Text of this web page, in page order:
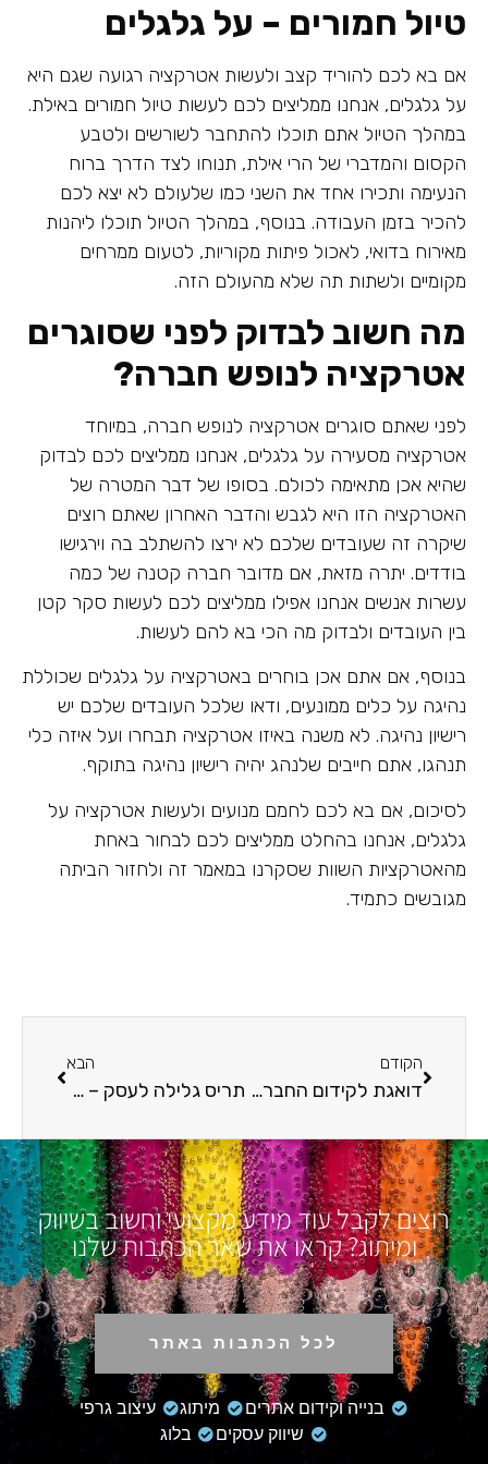
טיול חמורים – על גלגלים
אם בא לכם להוריד קצב ולעשות אטרקציה רגועה שגם היא
על גלגלים, אנחנו ממליצים לכם לעשות טיול חמורים באילת.
במהלך הטיול אתם תוכלו להתחבר לשורשים ולטבע
הקסום והמדברי של הרי אילת, תנוחו לצד הדרך ברוח
הנעימה ותכירו אחד את השני כמו שלעולם לא יצא לכם
להכיר בזמן העבודה. בנוסף, במהלך הטיול תוכלו ליהנות
מאירוח בדואי, לאכול פיתות מקוריות, לטעום ממרחים
מקומיים ולשתות תה שלא מהעולם הזה.
מה חשוב לבדוק לפני שסוגרים
אטרקציה לנופש חברה?
לפני שאתם סוגרים אטרקציה לנופש חברה, במיוחד
אטרקציה מסעירה על גלגלים, אנחנו ממליצים לכם לבדוק
שהיא אכן מתאימה לכולם. בסופו של דבר המטרה של
האטרקציה הזו היא לגבש והדבר האחרון שאתם רוצים
שיקרה זה שעובדים שלכם לא ירצו להשתלב בה וירגישו
בודדים. יתרה מזאת, אם מדובר חברה קטנה של כמה
עשרות אנשים אנחנו אפילו ממליצים לכם לעשות סקר קטן
בין העובדים ולבדוק מה הכי בא להם לעשות.
בנוסף, אם אתם אכן בוחרים באטרקציה על גלגלים שכוללת
נהיגה על כלים ממונעים, ודאו שלכל העובדים שלכם יש
רישיון נהיגה. לא משנה באיזו אטרקציה תבחרו ועל איזה כלי
תנהגו, אתם חייבים שלנהג יהיה רישיון נהיגה בתוקף.
לסיכום, אם בא לכם לחמם מנועים ולעשות אטרקציה על
גלגלים, אנחנו בהחלט ממליצים לכם לבחור באחת
מהאטרקציות השוות שסקרנו במאמר זה ולחזור הביתה
מגובשים כתמיד.
הקודם
דואגת לקידום החברה בישראל: הגיע הזמן שתכירו עמותת אחינועם בראשות האחים איל, רפי ומשה אדרעי
הבא
תריס גלילה לעסק – כן או לא?
רוצים לקבל עוד מידע מקצועי וחשוב בשיווק
ומיתוג? קראו את שאר הכתבות שלנו
לכל הכתבות באתר
בנייה וקידום אתרים מיתוג
עיצוב גרפי
שיווק עסקים
בלוג